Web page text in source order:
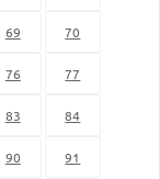
69 70
76 77
83 84
90 91